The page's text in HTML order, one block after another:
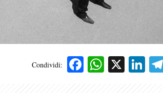
Condividi: Facebook
X